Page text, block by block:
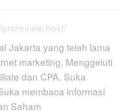
proreview.host/
Jakarta yang telah lama
marketing, Menggeluti
dan CPA. Suka
membaca informasi
Saham